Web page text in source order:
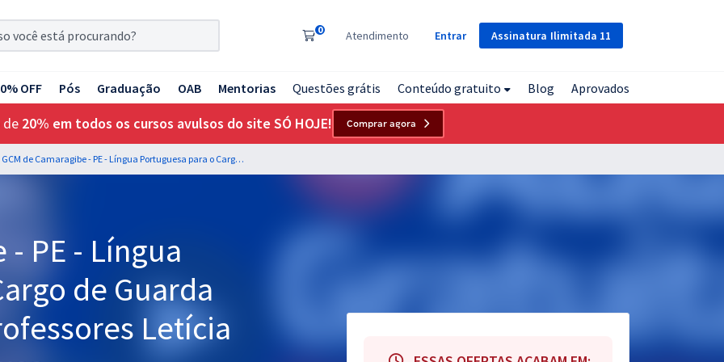
Assinatura Ilimitada 11
0 Atendimento Entrar
OFF Pós Graduação OAB Mentorias Questões grátis Conteúdo gratuito Blog Aprovados
de 20% em todos os cursos avulsos do site SÓ HOJE! Comprar agora
GCM de Camaragibe - PE - Língua Portuguesa para o Cargo de Guarda Municipal com os Professores Letícia Bastos e Wagner Sousa
- PE - Língua
de Guarda
Letícia